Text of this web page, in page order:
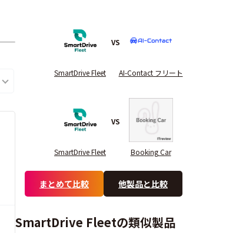
SmartDrive Fleet
VS
AI-Contact フリート
SmartDrive Fleet
VS
Booking Car
まとめて比較 他製品と比較
SmartDrive Fleetの類似製品